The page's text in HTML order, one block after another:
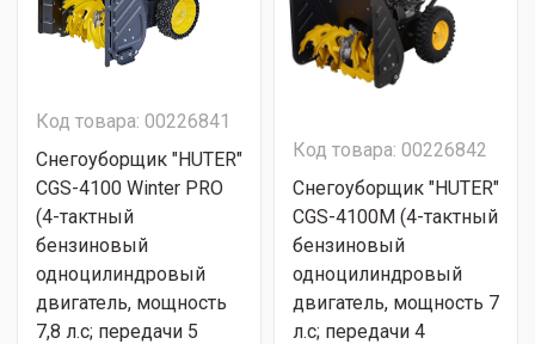
Код товара: 00226841
Снегоуборщик "HUTER"
CGS-4100 Winter PRO
(4-тактный
бензиновый
одноцилиндровый
двигатель, мощность
7,8 л.с; передачи 5
Код товара: 00226842
Снегоуборщик "HUTER"
CGS-4100M (4-тактный
бензиновый
одноцилиндровый
двигатель, мощность 7
л.с; передачи 4